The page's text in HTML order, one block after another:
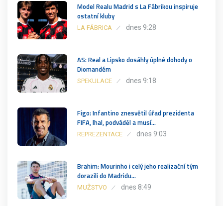
Model Realu Madrid s La Fábrikou inspiruje
ostatní kluby
LA FÁBRICA dnes 9:28
AS: Real a Lipsko dosáhly úplné dohody o
Diomandém
SPEKULACE dnes 9:18
Figo: Infantino znesvětil úřad prezidenta
FIFA, lhal, podváděl a musí…
REPREZENTACE dnes 9:03
Brahim: Mourinho i celý jeho realizační tým
dorazili do Madridu…
MUŽSTVO dnes 8:49